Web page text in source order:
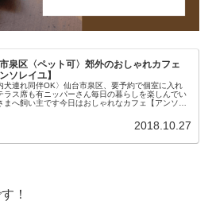
泉区〈ペット可〉郊外のおしゃれカフェ
ンソレイユ】
犬連れ同伴OK〉仙台市泉区、要予約で個室に入れ
ラス席も有ニッパーさん毎日の暮らしを楽しんでい
まへ飼い主です今日はおしゃれなカフェ【アンソレ
2018.10.27
！